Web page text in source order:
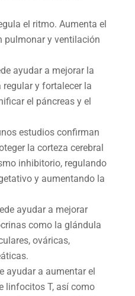
el ritmo. Aumenta el
pulmonar y ventilación
ayudar a mejorar la
y fortalecer la
el páncreas y el
estudios confirman
la corteza cerebral
inhibitorio, regulando
y aumentando la
ayudar a mejorar
como la glándula
ováricas,
ayudar a aumentar el
linfocitos T, así como